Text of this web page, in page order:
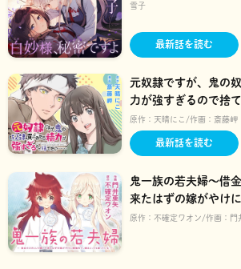
雪子
最新話を読む
元奴隷ですが、鬼の
力が強すぎるので捨
原作： 天晴にこ 作画： 斎藤岬
最新話を読む
鬼一族の若夫婦～借
来たはずの嫁がやけ
ても困っている～
原作： 不確定ワオン 作画： 門